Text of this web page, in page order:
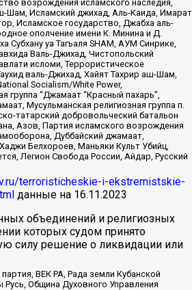
возрождения исламского наследия,
Шам, Исламский джихад, Аль-Каида, Имарат
Исламское государство, Джабха аль-
ополчение имени К. Минина и Д.
Субхану уа Тагьаля SHAM, АУМ Синрике,
Валь-Джихад, Чистопольский
исломи, Террористическое
валь-Джихад, Хайят Тахрир аш-Шам,
Socialism/White Power,
группа “Джамаат “Красный пахарь”,
Мусульманская религиозная группа п.
татарский добровольческий батальон
Азов, Партия исламского возрождения
Дуббайский джамаат,
Белхороев, Маньяки Культ Убийц,
Легион Свобода России, Айдар, Русский
terroristicheskie-i-ekstremistskie-
данные на 16.11.2023
объединений и религиозных
которых судом принято
силу решение о ликвидации или
ВЕК РА, Рада земли Кубанской
Община Духовного Управления